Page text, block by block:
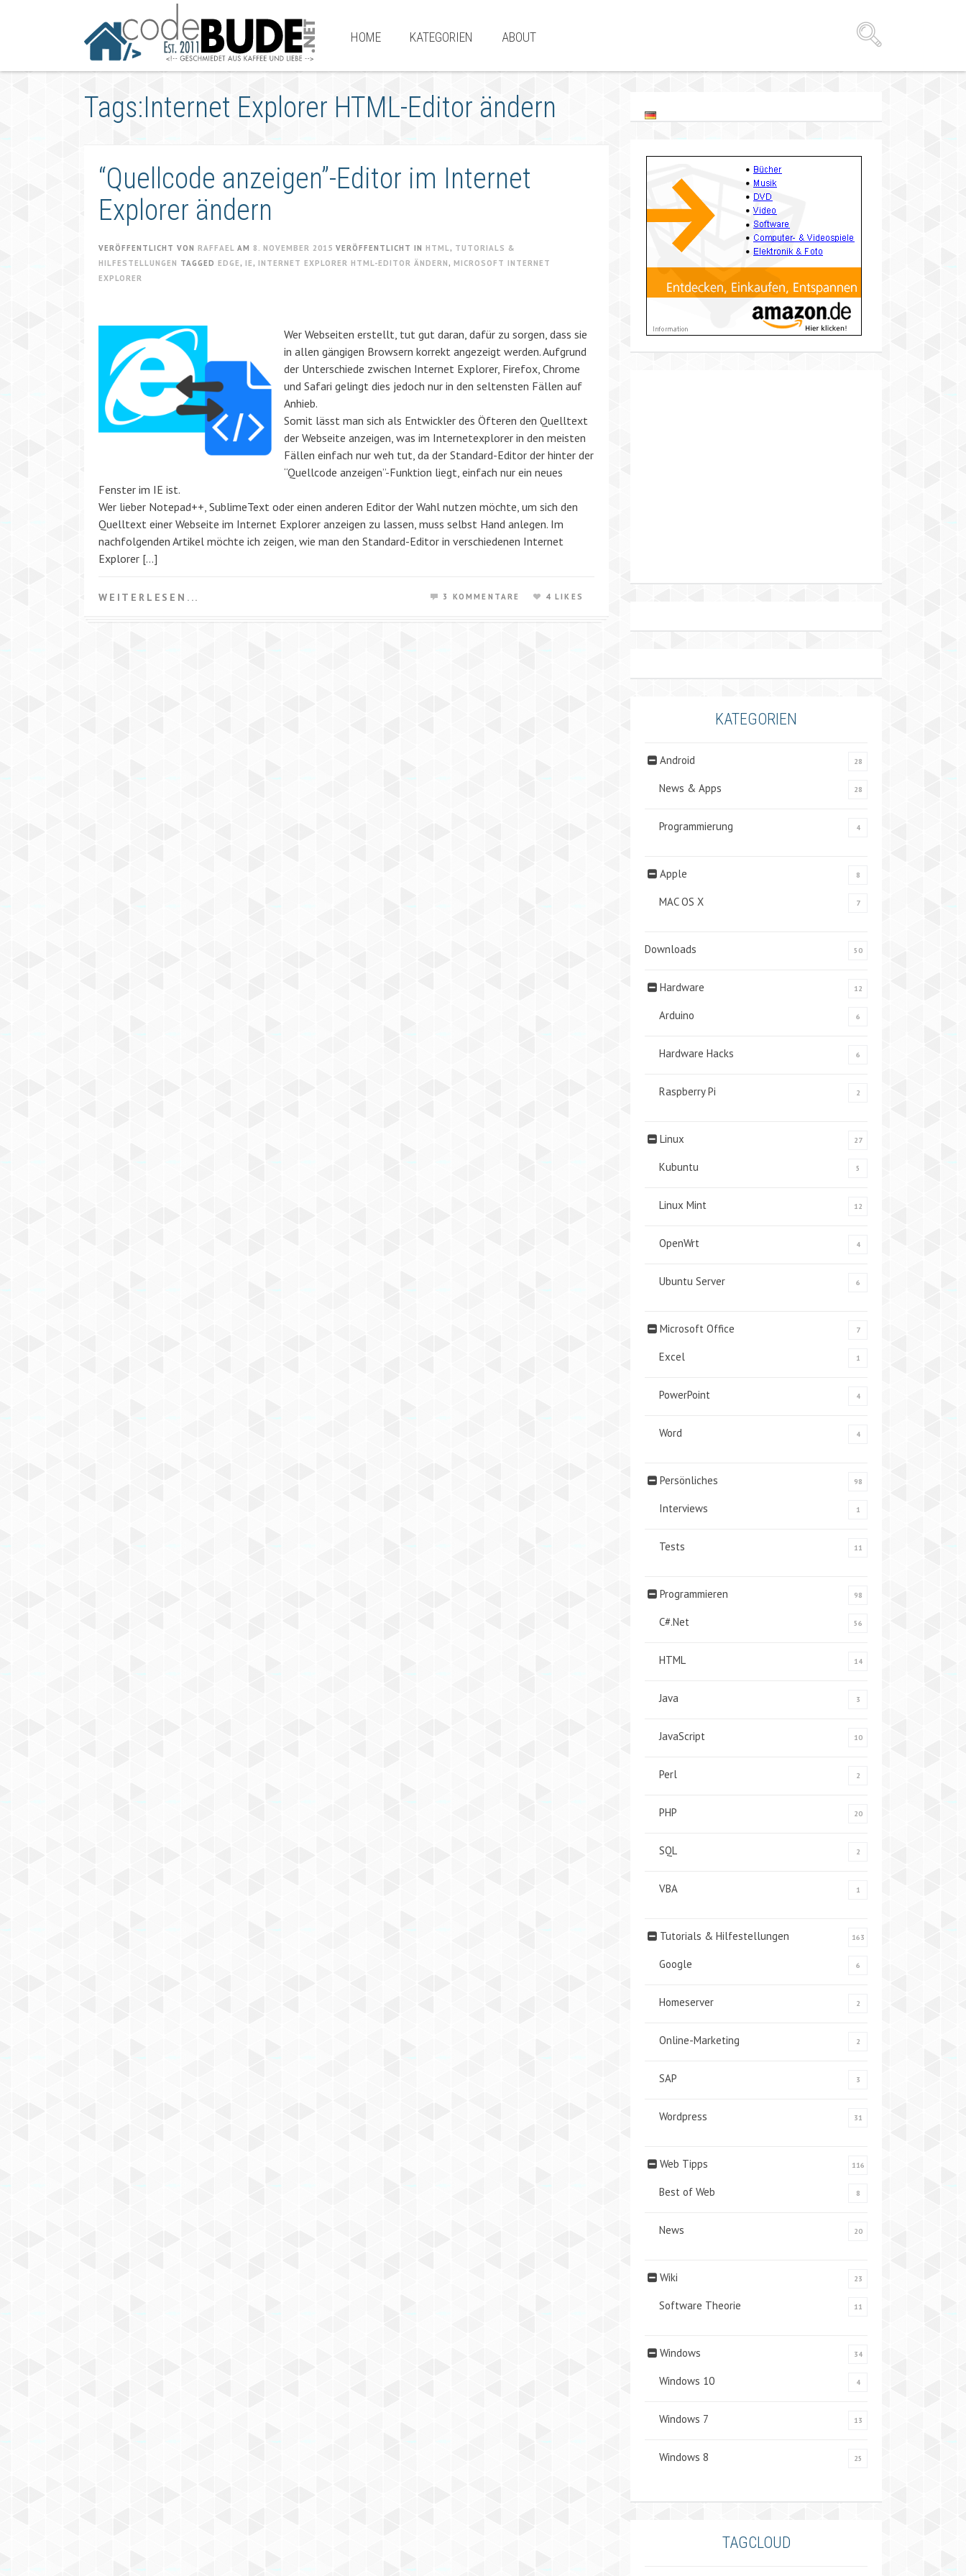
HOME KATEGORIEN ABOUT
Tags:Internet Explorer HTML-Editor ändern
“Quellcode anzeigen”-Editor im Internet
Explorer ändern
VERÖFFENTLICHT VON RAFFAEL AM 8. NOVEMBER 2015 VERÖFFENTLICHT IN HTML, TUTORIALS &
HILFESTELLUNGEN TAGGED EDGE , IE , INTERNET EXPLORER HTML-EDITOR ÄNDERN , MICROSOFT INTERNET
EXPLORER
Wer Webseiten erstellt, tut gut daran, dafür zu sorgen, dass sie
in allen gängigen Browsern korrekt angezeigt werden. Aufgrund
der Unterschiede zwischen Internet Explorer, Firefox, Chrome
und Safari gelingt dies jedoch nur in den seltensten Fällen auf
Anhieb.
Somit lässt man sich als Entwickler des Öfteren den Quelltext
der Webseite anzeigen, was im Internetexplorer in den meisten
Fällen einfach nur weh tut, da der Standard-Editor der hinter der
“Quellcode anzeigen”-Funktion liegt, einfach nur ein neues
Fenster im IE ist.
Wer lieber Notepad++, SublimeText oder einen anderen Editor der Wahl nutzen möchte, um sich den
Quelltext einer Webseite im Internet Explorer anzeigen zu lassen, muss selbst Hand anlegen. Im
nachfolgenden Artikel möchte ich zeigen, wie man den Standard-Editor in verschiedenen Internet
Explorer […]
WEITERLESEN... 3 KOMMENTARE 4 LIKES
KATEGORIEN
Android 28
News & Apps 28
Programmierung 4
Apple 8
MAC OS X 7
Downloads 50
Hardware 12
Arduino 6
Hardware Hacks 6
Raspberry Pi 2
Linux 27
Kubuntu 5
Linux Mint 12
OpenWrt 4
Ubuntu Server 6
Microsoft Office 7
Excel 1
PowerPoint 4
Word 4
Persönliches 98
Interviews 1
Tests 11
Programmieren 98
C#.Net 56
HTML 14
Java 3
JavaScript 10
Perl 2
PHP 20
SQL 2
VBA 1
Tutorials & Hilfestellungen 163
Google 6
Homeserver 2
Online-Marketing 2
SAP 3
Wordpress 31
Web Tipps 116
Best of Web 8
News 20
Wiki 23
Software Theorie 11
Windows 34
Windows 10 4
Windows 7 13
Windows 8 25
TAGCLOUD